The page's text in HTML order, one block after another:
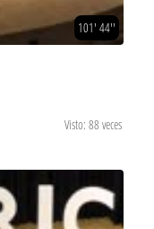
101' 44''
Visto: 88 veces